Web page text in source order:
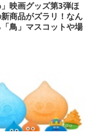
」映画グッズ第3弾ほ
商品がズラリ！なん
鳥」マスコットや場
など必見のラインナ